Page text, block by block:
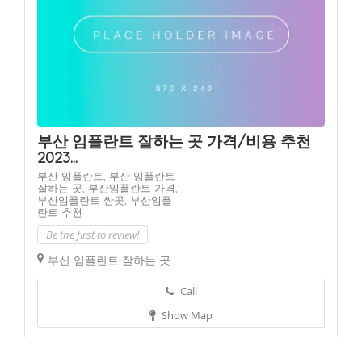
부산 임플란트 잘하는 곳 가격/비용 추천
2023...
부산 임플란트, 부산 임플란트
잘하는 곳, 부산임플란트 가격,
부산임플란트 싼곳, 부산임플
란트 추천
Be the first to review!
부산 임플란트 잘하는 곳
Call
Show Map